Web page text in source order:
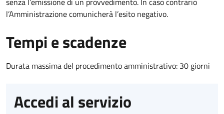
l’Amministrazione comunicherà l’esito negativo.
Tempi e scadenze
Durata massima del procedimento amministrativo: 30 giorni
Accedi al servizio